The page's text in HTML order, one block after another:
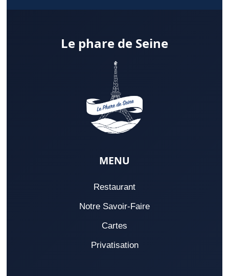
Le phare de Seine
MENU
Restaurant
Notre Savoir-Faire
Cartes
Privatisation